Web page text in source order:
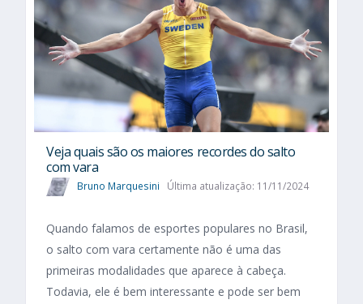
Veja quais são os maiores recordes do salto
com vara
Bruno Marquesini Última atualização: 11/11/2024
Quando falamos de esportes populares no Brasil,
o salto com vara certamente não é uma das
primeiras modalidades que aparece à cabeça.
Todavia, ele é bem interessante e pode ser bem